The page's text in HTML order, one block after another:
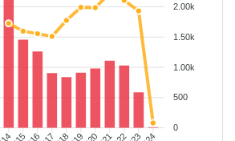
2.00k
1.50k
1.00k
500
0